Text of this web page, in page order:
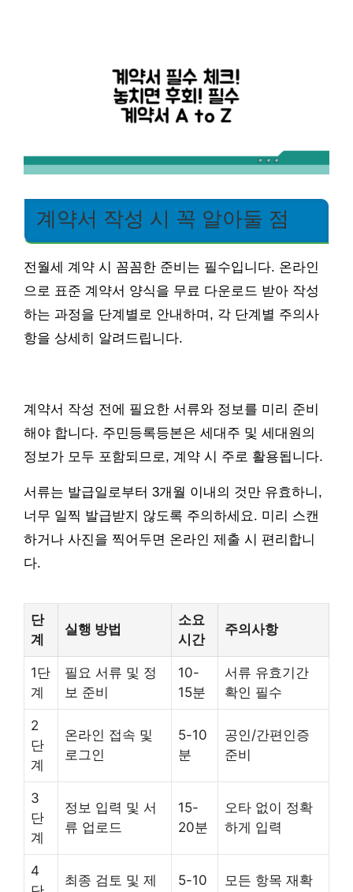
계약서 작성 시 꼭 알아둘 점
전월세 계약 시 꼼꼼한 준비는 필수입니다. 온라인
으로 표준 계약서 양식을 무료 다운로드 받아 작성
하는 과정을 단계별로 안내하며, 각 단계별 주의사
항을 상세히 알려드립니다.
계약서 작성 전에 필요한 서류와 정보를 미리 준비
해야 합니다. 주민등록등본은 세대주 및 세대원의
정보가 모두 포함되므로, 계약 시 주로 활용됩니다.
서류는 발급일로부터 3개월 이내의 것만 유효하니,
너무 일찍 발급받지 않도록 주의하세요. 미리 스캔
하거나 사진을 찍어두면 온라인 제출 시 편리합니
다.
단
계
실행 방법
소요
시간
주의사항
1단
계
필요 서류 및 정
보 준비
10-
15분
서류 유효기간
확인 필수
2
단
계
온라인 접속 및
로그인
5-10
분
공인/간편인증
준비
3
단
계
정보 입력 및 서
류 업로드
15-
20분
오타 없이 정확
하게 입력
4
최종 검토 및 제 5-10 모든 항목 재확